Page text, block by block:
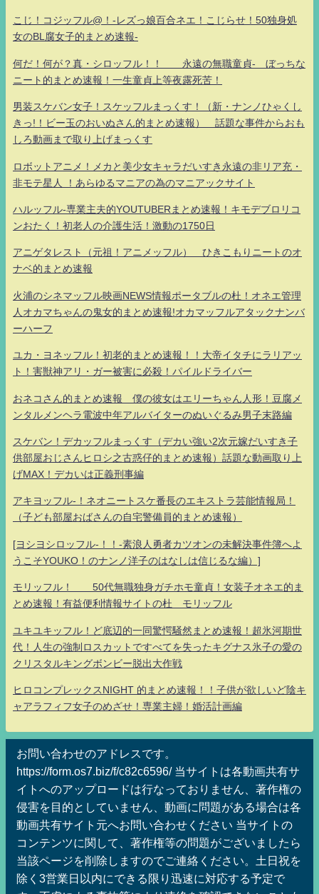
こじ！コジッフル@！-レズっ娘百合ネエ！こじらせ！50独身処
女のBL腐女子的まとめ速報-
何だ！何が？真・シロッフル！！ 永遠の無職童貞- ぼっちな
ニート的まとめ速報！一生童貞上等夜露死苦！
男装スケバン女子！スケッフルまっくす！（新・ナンノひゃくし
きっ!！ビー玉のおいぬさん的まとめ速報） 話題な事件からおも
しろ動画まで取り上げまっくす
ロボットアニメ！メカと美少女キャラだいすき永遠の非リア充・
非モテ星人 ！あらゆるマニアの為のマニアックサイト
ハルッフル-専業主夫的YOUTUBERまとめ速報！キモデブロリコ
ンおたく！初老人の介護生活！激動の1750日
アニゲタレスト（元祖！アニメッフル） ひきこもりニートのオ
ナベ的まとめ速報
火浦のシネマッフル映画NEWS情報ポータブルの杜！オネエ管理
人オカマちゃんの鬼女的まとめ速報!オカマッフルアタックナンバ
ーハーフ
ユカ・ヨネッフル！初老的まとめ速報！！大帝イタチにラリアッ
ト！害獣神アリ・ガー被害に必殺！パイルドライバー
おネコさん的まとめ速報 僕の彼女はエリーちゃん人形！豆腐メ
ンタルメンヘラ電波中年アルバイターのぬいぐるみ男子末路編
スケバン！デカッフルまっくす（デカい強い2次元嫁だいすき子
供部屋おじさんヒロシ之古惑仔的まとめ速報）話題な動画取り上
げMAX！デカいは正義刑事編
アキヨッフル-！ネオニートスケ番長のエキストラ芸能情報局！
（子ども部屋おばさんの自宅警備員的まとめ速報）
[ヨシヨシロッフル-！！-素浪人勇者カツオンの未解決事件簿へよ
うこそYOUKO！のナンノ洋子のはなしは信じるな編）]
モリッフル！ 50代無職独身ガチホモ童貞！女装子オネエ的ま
とめ速報！有益便利情報サイトの杜 モリッフル
ユキユキッフル！ど底辺的一同驚愕騒然まとめ速報！超氷河期世
代！人生の強制ロスカットですべてを失ったキグナス氷子の愛の
クリスタルキングボンビー脱出大作戦
ヒロコンプレックスNIGHT 的まとめ速報！！子供が欲しいど陰キ
ャアラフィフ女子のめざせ！専業主婦！婚活計画編
お問い合わせのアドレスです。
https://form.os7.biz/f/c82c6596/ 当サイトは各動画共有サ
イトへのアップロードは行なっておりません、著作権の
侵害を目的としていません、動画に問題がある場合は各
動画共有サイト元へお問い合わせください 当サイトの
コンテンツに関して、著作権等の問題がございましたら
当該ページを削除しますのでご連絡ください。土日祝を
除く3営業日以内にできる限り迅速に対応する予定で